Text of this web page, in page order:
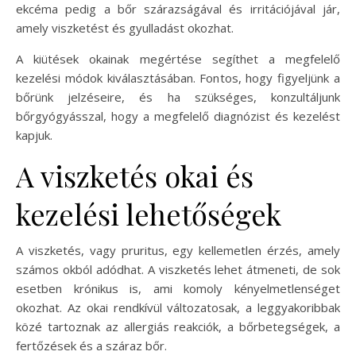
ekcéma pedig a bőr szárazságával és irritációjával jár,
amely viszketést és gyulladást okozhat.
A kiütések okainak megértése segíthet a megfelelő
kezelési módok kiválasztásában. Fontos, hogy figyeljünk a
bőrünk jelzéseire, és ha szükséges, konzultáljunk
bőrgyógyásszal, hogy a megfelelő diagnózist és kezelést
kapjuk.
A viszketés okai és
kezelési lehetőségek
A viszketés, vagy pruritus, egy kellemetlen érzés, amely
számos okból adódhat. A viszketés lehet átmeneti, de sok
esetben krónikus is, ami komoly kényelmetlenséget
okozhat. Az okai rendkívül változatosak, a leggyakoribbak
közé tartoznak az allergiás reakciók, a bőrbetegségek, a
fertőzések és a száraz bőr.